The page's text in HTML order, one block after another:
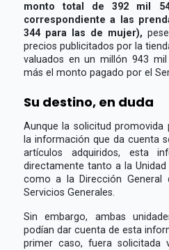
monto total de 392 mil
correspondiente a las
344 para las de mujer),
precios publicitados por la
valuados en un millón 943
más el monto pagado por el
Su destino, en duda
Aunque la solicitud
la información que da cuenta
artículos adquiridos, esta
directamente tanto a la
como a la Dirección General
Servicios Generales.
Sin embargo, ambas
podían dar cuenta de esta
primer caso, fuera solicitada